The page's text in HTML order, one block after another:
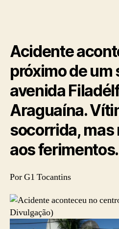
Acidente
próximo de um
avenida
Araguaína.
socorrida, mas
aos ferimentos.
Por G1 Tocantins